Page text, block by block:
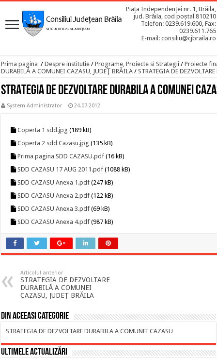
Piața Independenței nr. 1, Brăila,
jud. Brăila, cod poștal 810210
Telefon: 0239.619.600, Fax:
0239.611.765
E-mail: consiliu@cjbraila.ro
Prima pagina / Despre institutie / Programe, Proiecte si Strategii / Proiecte
DURABILĂ A COMUNEI CAZASU, JUDEŢ BRĂILA / STRATEGIA DE
STRATEGIA DE DEZVOLTARE DURABILA A COMUNEI
System Administrator 24.07.2012
Coperta 1 sdd.jpg (189 kB)
Coperta 2 sdd Cazasu.jpg (135 kB)
Prima pagina SDD CAZASU.pdf (16 kB)
SDD CAZASU 17 AUG 2011.pdf (1088 kB)
SDD CAZASU Anexa 1.pdf (247 kB)
SDD CAZASU Anexa 2.pdf (122 kB)
SDD CAZASU Anexa 3.pdf (69 kB)
SDD CAZASU Anexa 4.pdf (987 kB)
Articolul anterior
STRATEGIA DE DEZVOLTARE
DURABILĂ A COMUNEI
CAZASU, JUDEŢ BRĂILA
Din aceeasi categorie
STRATEGIA DE DEZVOLTARE DURABILA A COMUNEI CAZASU
Ultimele actualizări